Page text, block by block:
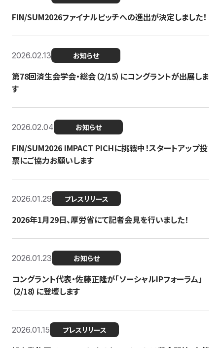
FIN/SUM2026ファイナルピッチへの進出が決定しました！
2026.02.13 お知らせ
第78回済生会学会・総会（2/15）にコングラントが出展しま
す
2026.02.04 お知らせ
FIN/SUM2026 IMPACT PICHに挑戦中！スタートアップ投
票にご協力お願いします
2026.01.29 プレスリリース
2026年1月29日、厚労省にて記者会見を行いました！
2026.01.23 お知らせ
コングラント代表・佐藤正隆が「ソーシャルIPフォーラム」
（2/18）に登壇します
2026.01.15 プレスリリース